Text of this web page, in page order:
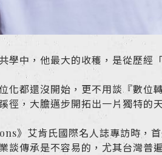
中，他最大的收穫，是從歷經
都還沒開始，更不用談『數
徑，大膽邁步開拓出一片獨特的
》艾肯氏國際名人誌專訪時，
談傳承是不容易的，尤其台灣